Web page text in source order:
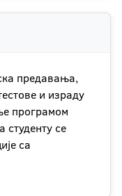
предавања,
и израду
програмом
студенту се
са